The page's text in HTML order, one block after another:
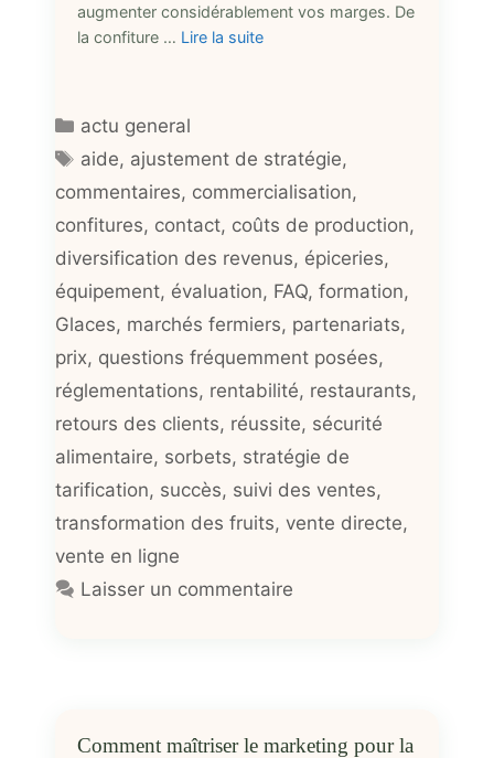
augmenter considérablement vos marges. De
la confiture … Lire la suite
Catégories
actu general
Étiquettes
aide, ajustement de stratégie,
commentaires, commercialisation,
confitures, contact, coûts de production,
diversification des revenus, épiceries,
équipement, évaluation, FAQ, formation,
Glaces, marchés fermiers, partenariats,
prix, questions fréquemment posées,
réglementations, rentabilité, restaurants,
retours des clients, réussite, sécurité
alimentaire, sorbets, stratégie de
tarification, succès, suivi des ventes,
transformation des fruits, vente directe,
vente en ligne
Laisser un commentaire
Comment maîtriser le marketing pour la